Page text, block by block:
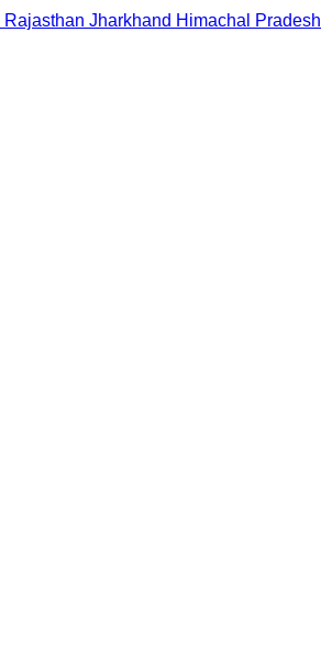
Rajasthan Jharkhand Himachal Pradesh